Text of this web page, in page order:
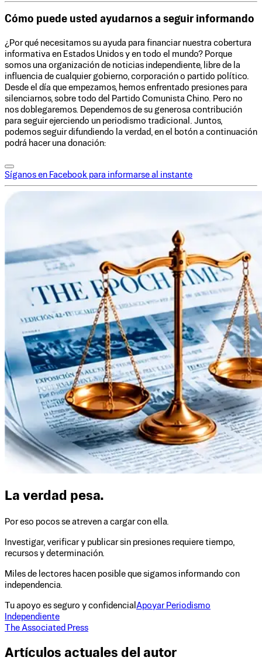
Cómo puede usted ayudarnos a seguir informando
¿Por qué necesitamos su ayuda para financiar nuestra cobertura
informativa en Estados Unidos y en todo el mundo? Porque
somos una organización de noticias independiente, libre de la
influencia de cualquier gobierno, corporación o partido político.
Desde el día que empezamos, hemos enfrentado presiones para
silenciarnos, sobre todo del Partido Comunista Chino. Pero no
nos doblegaremos. Dependemos de su generosa contribución
para seguir ejerciendo un periodismo tradicional. Juntos,
podemos seguir difundiendo la verdad, en el botón a continuación
podrá hacer una donación:
Síganos en Facebook para informarse al instante
La verdad pesa.
Por eso pocos se atreven a cargar con ella.
Investigar, verificar y publicar sin presiones requiere tiempo,
recursos y determinación.
Miles de lectores hacen posible que sigamos informando con
independencia.
Tu apoyo es seguro y confidencial Apoyar Periodismo
Independiente
The Associated Press
Artículos actuales del autor